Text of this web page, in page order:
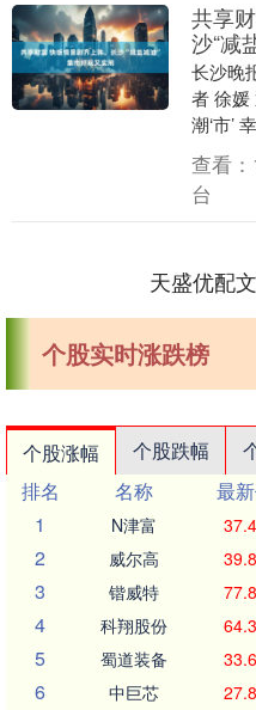
共享
沙“减
长沙晚
者 徐媛
潮‘市’
活动
查看：
台
天盛优配
个股实时涨跌榜
个股涨幅 个股跌幅
排名
名称 最
1
N津富
2 威尔高
3 锴威特
4 科翔股份
5 蜀道装备
6 中巨芯